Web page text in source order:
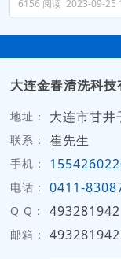
6156 阅读 2023-09-25
大连金春清洗科技
地址： 大连市甘井
联系： 崔先生
手机：
电话： 0411-
Q Q： 493281942
邮箱：